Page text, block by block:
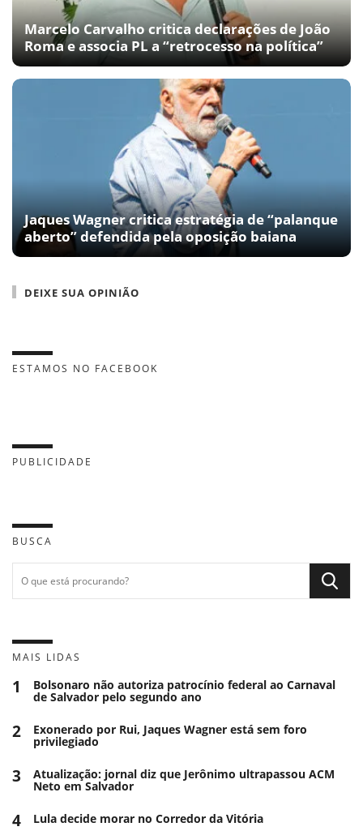
Marcelo Carvalho critica declarações de João
Roma e associa PL a “retrocesso na política”
Jaques Wagner critica estratégia de “palanque
aberto” defendida pela oposição baiana
DEIXE SUA OPINIÃO
ESTAMOS NO FACEBOOK
PUBLICIDADE
BUSCA
MAIS LIDAS
1 Bolsonaro não autoriza patrocínio federal ao Carnaval
de Salvador pelo segundo ano
2 Exonerado por Rui, Jaques Wagner está sem foro
privilegiado
3 Atualização: jornal diz que Jerônimo ultrapassou ACM
Neto em Salvador
4 Lula decide morar no Corredor da Vitória